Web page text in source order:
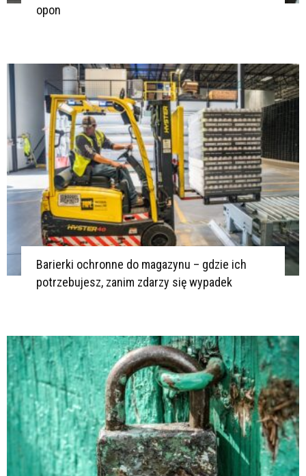
opon
Barierki ochronne do magazynu – gdzie ich
potrzebujesz, zanim zdarzy się wypadek